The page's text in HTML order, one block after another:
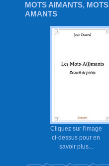
MOTS AIMANTS, MOTS
AMANTS
Cliquez sur l'image
ci-dessus pour en
savoir plus...